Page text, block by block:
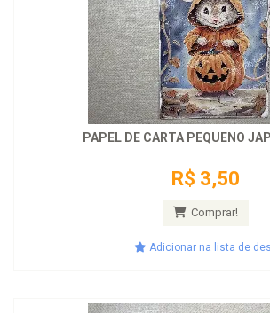
PAPEL DE CARTA PEQUENO
R$ 3,50
Comprar!
Adicionar na lista de